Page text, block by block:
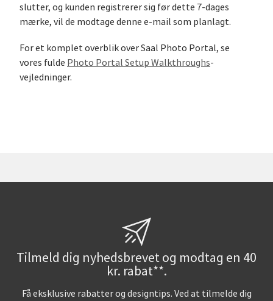
slutter, og kunden registrerer sig før dette 7-dages
mærke, vil de modtage denne e-mail som planlagt.
For et komplet overblik over Saal Photo Portal, se
vores fulde Photo Portal Setup Walkthroughs-
vejledninger.
Tilmeld dig nyhedsbrevet og modtag en 40
kr. rabat**.
Få eksklusive rabatter og designtips. Ved at tilmelde dig